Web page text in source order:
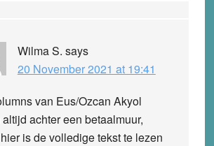
Wilma S. says
20 November 2021 at 19:41
van Eus/Ozcan Akyol
achter een betaalmuur,
is de volledige tekst te lezen